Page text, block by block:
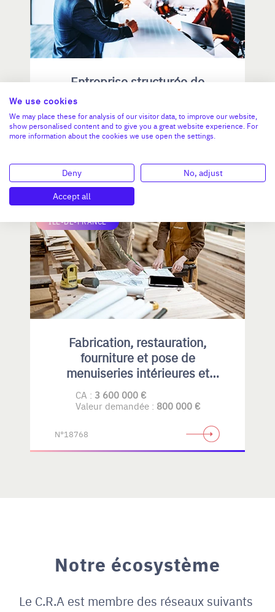
Entreprise structurée de
Services à la Personne
CA :1 453 000 €
N°18770
ÎLE-DE-FRANCE
Fabrication, restauration,
fourniture et pose de
menuiseries intérieures et
extérieures , principalement en
bois
CA : 3 600 000 €
Valeur demandée : 800 000 €
N°18768
Notre écosystème
Le C.R.A est membre des réseaux suivants
We use cookies
We may place these for analysis of our visitor data, to improve our website,
show personalised content and to give you a great website experience. For
more information about the cookies we use open the settings.
Deny
No, adjust
Accept all